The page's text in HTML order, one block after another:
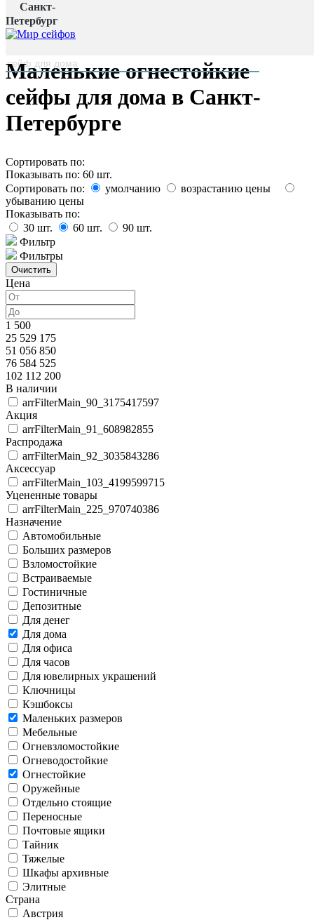
Санкт-
Петербург
Главная страница
Каталог
наверх
Маленькие огнестойкие
сейфы для дома в Санкт-
Петербурге
Сортировать по:
Показывать по: 60 шт.
Сортировать по:
умолчанию
возрастанию цены
убыванию цены
Показывать по:
30 шт. 60 шт. 90 шт.
Фильтр
Фильтры
Цена
1 500
25 529 175
51 056 850
76 584 525
102 112 200
В наличии
arrFilterMain_90_3175417597
Акция
arrFilterMain_91_608982855
Распродажа
arrFilterMain_92_3035843286
Аксессуар
arrFilterMain_103_4199599715
Уцененные товары
arrFilterMain_225_970740386
Назначение
Автомобильные
Больших размеров
Взломостойкие
Встраиваемые
Гостиничные
Депозитные
Для денег
Для дома
Для офиса
Для часов
Для ювелирных украшений
Ключницы
Кэшбоксы
Маленьких размеров
Мебельные
Огневзломостойкие
Огневодостойкие
Огнестойкие
Оружейные
Отдельно стоящие
Переносные
Почтовые ящики
Тайник
Тяжелые
Шкафы архивные
Элитные
Страна
Австрия